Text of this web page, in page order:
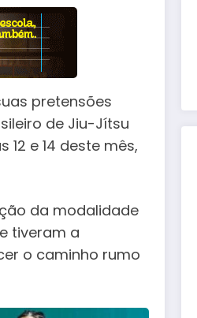
pretensões
de Jiu-Jítsu
e 14 deste mês,
da modalidade
tiveram a
o caminho rumo